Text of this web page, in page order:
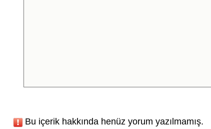
Bu içerik hakkında henüz yorum yazılmamış.